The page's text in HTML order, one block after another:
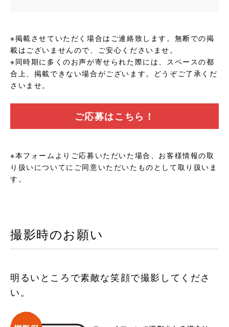
※掲載させていただく場合はご連絡致します。無断での掲
載はございませんので、ご安心くださいませ。
※同時期に多くのお声が寄せられた際には、スペースの都
合上、掲載できない場合がございます。どうぞご了承くだ
さいませ。
ご応募はこちら！
※本フォームよりご応募いただいた場合、 お客様情報の取
り扱いについてにご同意いただいたものとして取り扱いま
す。
撮影時のお願い
明るいところで素敵な笑顔で撮影してくださ
い。